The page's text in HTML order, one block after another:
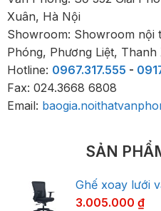
Xuân, Hà Nội
Showroom: Showroom nội
Phóng, Phương Liệt, Thanh
Hotline: 0967.317.555 -
Fax: 024.3668 6808
Email:
SẢN
Ghế xoay lưới
3.005.000 ₫